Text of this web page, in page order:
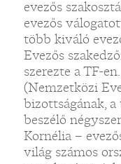
evezős
evezős
több kiváló
Evezős
szerezte a TF-
(Nemzetközi
bizottságának,
beszélő
Kornélia –
világ számos